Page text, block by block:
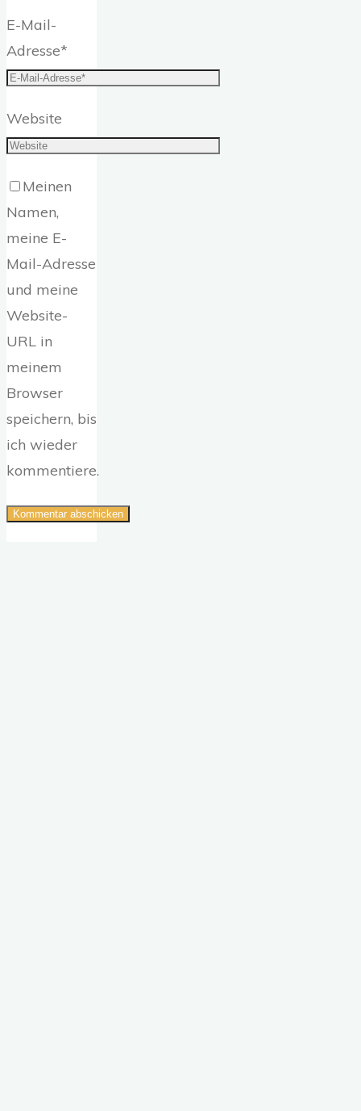
E-Mail-
Adresse*
Website
Meinen
Namen,
meine E-
Mail-Adresse
und meine
Website-
URL in
meinem
Browser
speichern, bis
ich wieder
kommentiere.